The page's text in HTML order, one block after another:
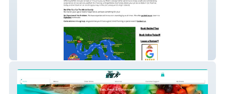
Funtime Jet Ski & Bo